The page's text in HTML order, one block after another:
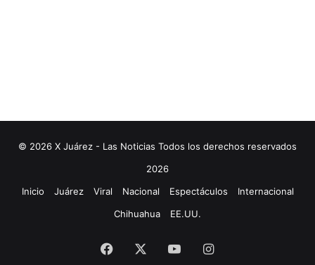
© 2026 X Juárez - Las Noticias Todos los derechos reservados
2026
Inicio
Juárez Viral Nacional Espectáculos
Internacional
Chihuahua
EE.UU.
Facebook YouTubeInstagram